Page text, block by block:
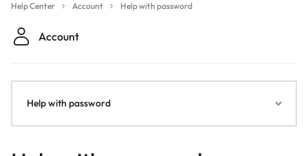
Help Center Account Help with password
Account
Help with password